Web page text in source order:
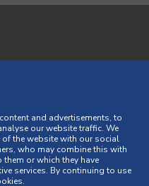
and advertisements, to
our website traffic. We
the website with our social
who may combine this with
or which they have
services. By continuing to use